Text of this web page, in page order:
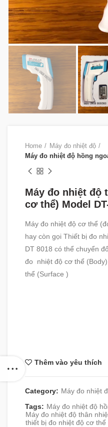
Home
Máy đo nhiệt độ
Máy đo nhiệt độ hồng
Máy đo nhiệt độ
cơ thể) Model
Máy đo nhiệt độ cơ thể
hay còn gọi Thiết bị đo
DT 8018 có thể chuyển
đo nhiệt độ cơ thể
thể (Surface )
Thêm vào yêu thích
Category: Máy đo nhiệt
Tags: Máy đo nhiệt độ
Máy đo nhiệt độ thân
thiết bị đo nhiệt độ cơ thể